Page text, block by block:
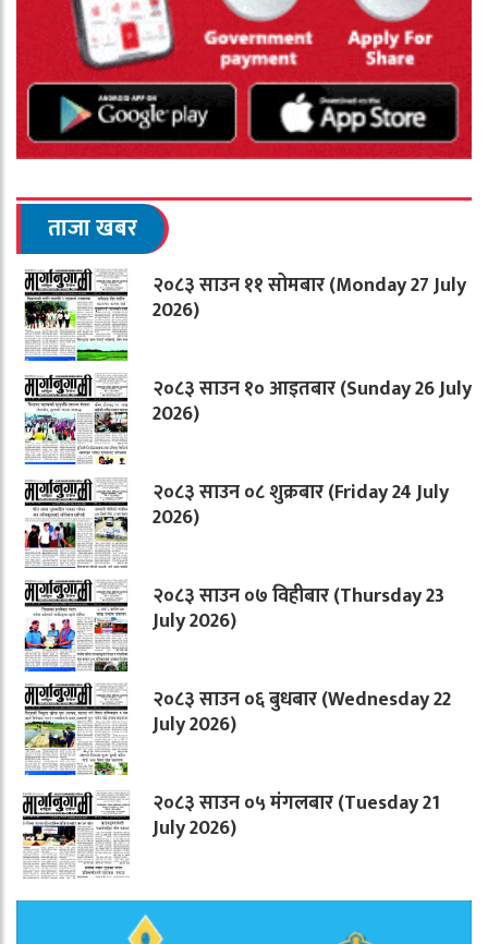
ताजा खबर
२०८३ साउन ११ सोमबार (Monday 27 July
2026)
२०८३ साउन १० आइतबार (Sunday 26 July
2026)
२०८३ साउन ०८ शुक्रबार (Friday 24 July
2026)
२०८३ साउन ०७ विहीबार (Thursday 23
July 2026)
२०८३ साउन ०६ बुधबार (Wednesday 22
July 2026)
२०८३ साउन ०५ मंगलबार (Tuesday 21
July 2026)